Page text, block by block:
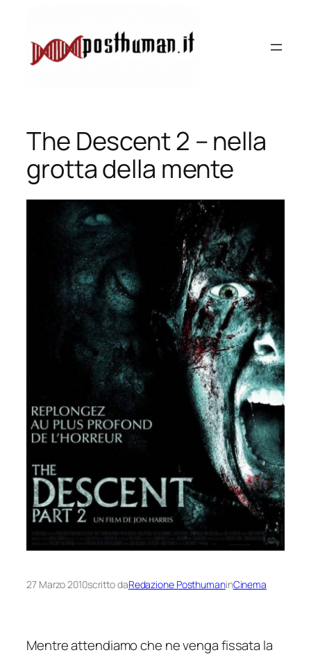
contenuto
The Descent 2 – nella
grotta della mente
27 Marzo 2010scritto daRedazione PosthumaninCinema
Mentre attendiamo che ne venga fissata la